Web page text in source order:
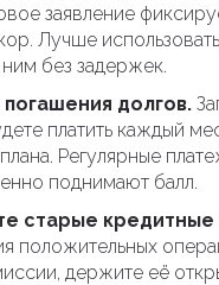
заявление
Лучше
ним без задержек.
долгов.
платить каждый
Регулярные
поднимают балл.
старые кредитные
положительных
держите её